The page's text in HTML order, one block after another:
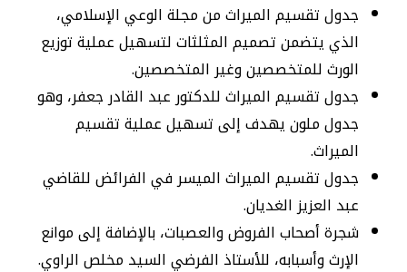
جدول تقسيم الميراث من مجلة الوعي الإسلامي،
الذي يتضمن تصميم المثلثات لتسهيل عملية توزيع
الورث للمتخصصين وغير المتخصصين.
جدول تقسيم الميراث للدكتور عبد القادر جعفر، وهو
جدول ملون يهدف إلى تسهيل عملية تقسيم
الميراث.
جدول تقسيم الميراث الميسر في الفرائض للقاضي
عبد العزيز الغديان.
شجرة أصحاب الفروض والعصبات، بالإضافة إلى موانع
الإرث وأسبابه، للأستاذ الفرضي السيد مخلص الراوي.